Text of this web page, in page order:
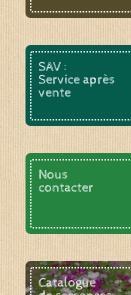
SAV :
Service après
vente
Nous
contacter
Catalogue